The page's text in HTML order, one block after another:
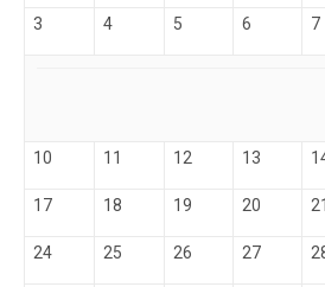
3 4 5 6 7
10 11 12 13
17 18 19 20 21
24 25 26 27